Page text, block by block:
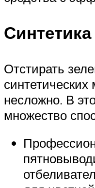
Синтетика
Отстирать
несложно. В
множество